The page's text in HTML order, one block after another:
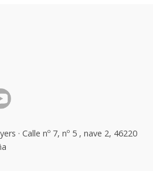
· Calle nº 7, nº 5 , nave 2, 46220